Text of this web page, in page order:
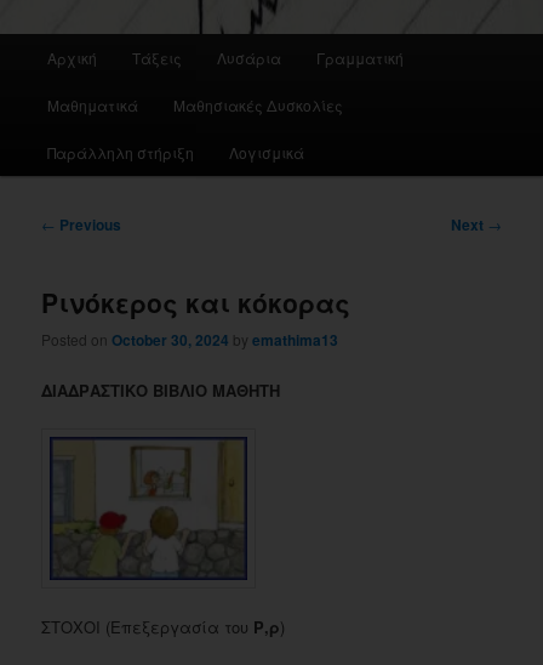
Αρχική Τάξεις Λυσάρια Γραμματική
Μαθηματικά Μαθησιακές Δυσκολίες
Παράλληλη στήριξη Λογισμικά
Post
← Previous Next →
Ρινόκερος και κόκορας
Posted onOctober 30, 2024 byemathima13
ΔΙΑΔΡΑΣΤΙΚΟ ΒΙΒΛΙΟ ΜΑΘΗΤΗ
ΣΤΟΧΟΙ (Επεξεργασία του Ρ,ρ)